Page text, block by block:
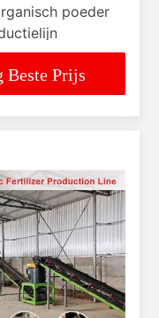
poeder
Beste Prijs